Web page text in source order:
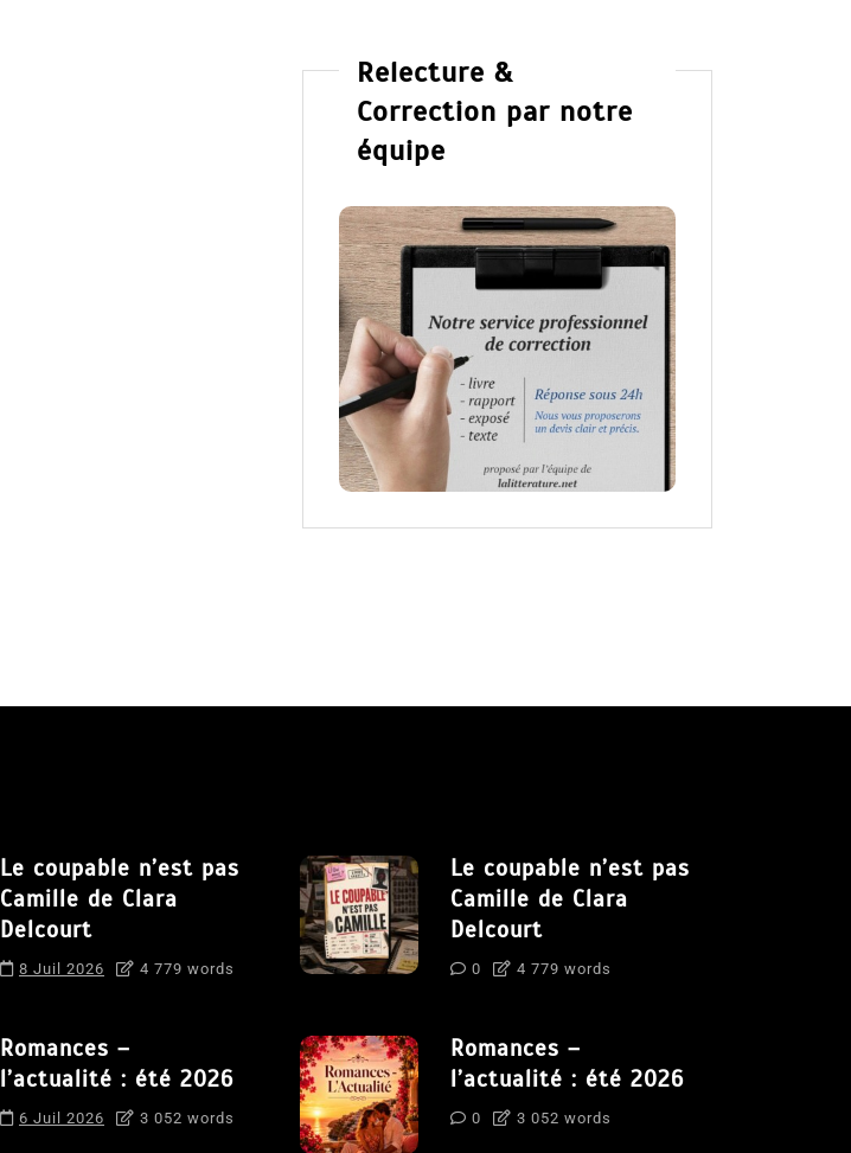
Relecture &
Correction par notre
équipe
Le coupable n’est pas
Camille de Clara
Delcourt
8 Juil 2026 4 779 words
Romances –
l’actualité : été 2026
6 Juil 2026 3 052 words
Le coupable n’est pas
Camille de Clara
Delcourt
0 4 779 words
Romances –
l’actualité : été 2026
0 3 052 words